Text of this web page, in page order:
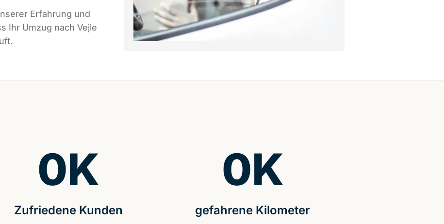
Erfahrung und
Ihr Umzug nach Vejle
Zufriedene Kunden
0K
gefahrene Kilometer
0K